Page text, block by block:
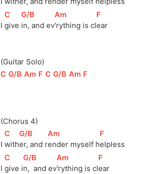
I
[
C
give
[
G/B
in, and ev
[
Am
'rything is cl
[F
ear
(Guitar Solo)
[
C ]
[
G/B ]
[
Am ][F ]
[
C ]
[
G/B ]
[
Am ][F
(Chorus 4)
I
[
C
with
[
G/B
er, and r
[
Am
ender myself h
[F
elpless
I
[
C
give i
[
G/B
n,  and ev
[
Am
'rything is cl
[F
ear